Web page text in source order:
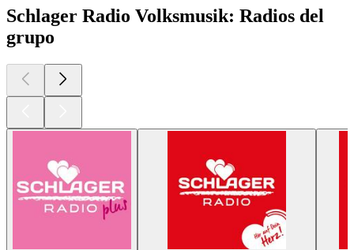
Schlager Radio Volksmusik: Radios del
grupo